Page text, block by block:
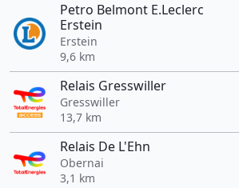
Petro Belmont E.Leclerc
Erstein
Erstein
9,6 km
Relais Gresswiller
Gresswiller
13,7 km
Relais De L'Ehn
Obernai
3,1 km